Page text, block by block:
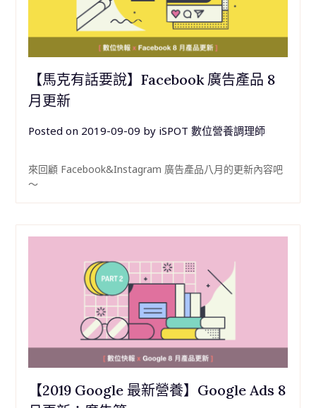
【馬克有話要說】Facebook 廣告產品 8
月更新
Posted on 2019-09-09 by iSPOT 數位營養調理師
來回顧 Facebook&Instagram 廣告產品八月的更新內容吧
～
【2019 Google 最新營養】Google Ads 8